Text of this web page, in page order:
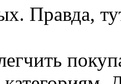
Правда,